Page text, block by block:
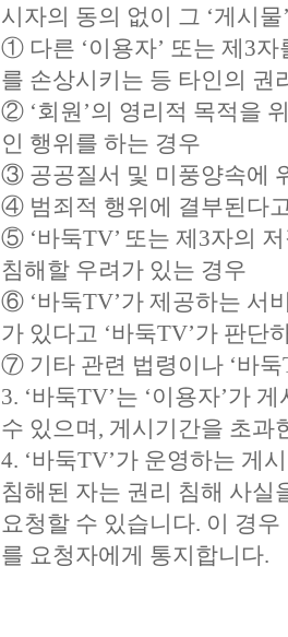
시자의 동의 없이 그 ‘게시
① 다른 ‘이용자’ 또는 제3
를 손상시키는 등 타인의 권
② ‘회원’의 영리적 목적을
인 행위를 하는 경우
③ 공공질서 및 미풍양속에
④ 범죄적 행위에 결부된다
⑤ ‘바둑TV’ 또는 제3자의
침해할 우려가 있는 경우
⑥ ‘바둑TV’가 제공하는 서
가 있다고 ‘바둑TV’가 판단
⑦ 기타 관련 법령이나 ‘바
3. ‘바둑TV’는 ‘이용자’가
수 있으며, 게시기간을 초과
4. ‘바둑TV’가 운영하는 게
침해된 자는 권리 침해 사실
요청할 수 있습니다. 이 경
를 요청자에게 통지합니다.